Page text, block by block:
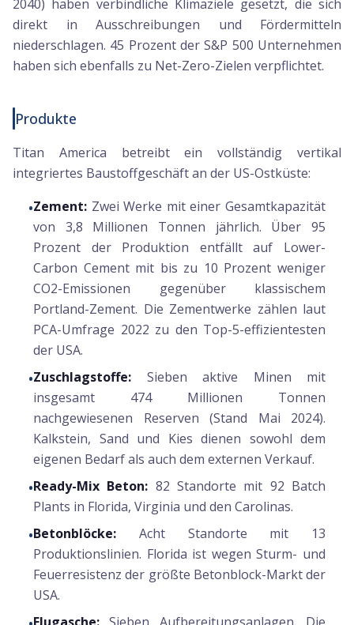
2040) haben verbindliche Klimaziele gesetzt, die sich
direkt in Ausschreibungen und Fördermitteln
niederschlagen. 45 Prozent der S&P 500 Unternehmen
haben sich ebenfalls zu Net-Zero-Zielen verpflichtet.
Produkte
Titan America betreibt ein vollständig vertikal
integriertes Baustoffgeschäft an der US-Ostküste:
•Zement: Zwei Werke mit einer Gesamtkapazität
von 3,8 Millionen Tonnen jährlich. Über 95
Prozent der Produktion entfällt auf Lower-
Carbon Cement mit bis zu 10 Prozent weniger
CO2-Emissionen gegenüber klassischem
Portland-Zement. Die Zementwerke zählen laut
PCA-Umfrage 2022 zu den Top-5-effizientesten
der USA.
•Zuschlagstoffe: Sieben aktive Minen mit
insgesamt 474 Millionen Tonnen
nachgewiesenen Reserven (Stand Mai 2024).
Kalkstein, Sand und Kies dienen sowohl dem
eigenen Bedarf als auch dem externen Verkauf.
•Ready-Mix Beton: 82 Standorte mit 92 Batch
Plants in Florida, Virginia und den Carolinas.
•Betonblöcke: Acht Standorte mit 13
Produktionslinien. Florida ist wegen Sturm- und
Feuerresistenz der größte Betonblock-Markt der
USA.